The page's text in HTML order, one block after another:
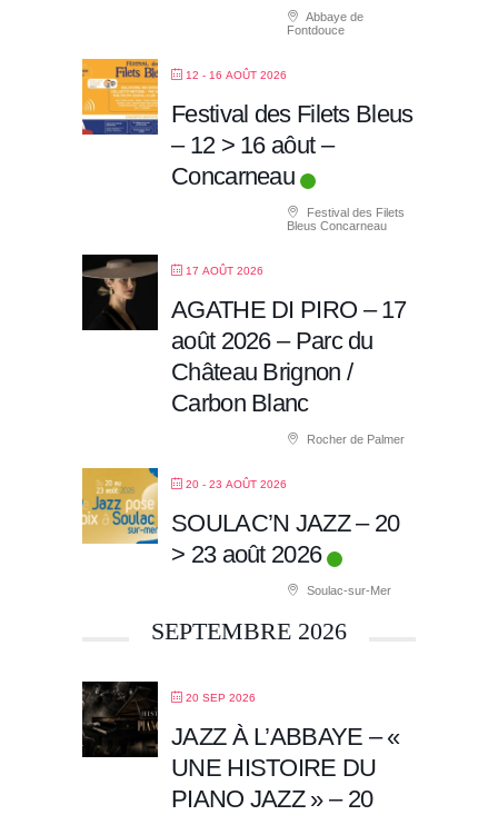
Abbaye de
Fontdouce
12 - 16 AOÛT 2026
Festival des Filets Bleus
– 12 > 16 aôut –
Concarneau
Festival des Filets
Bleus Concarneau
17 AOÛT 2026
AGATHE DI PIRO – 17
août 2026 – Parc du
Château Brignon /
Carbon Blanc
Rocher de Palmer
20 - 23 AOÛT 2026
SOULAC’N JAZZ – 20
> 23 août 2026
Soulac-sur-Mer
SEPTEMBRE 2026
20 SEP 2026
JAZZ À L’ABBAYE – «
UNE HISTOIRE DU
PIANO JAZZ » – 20